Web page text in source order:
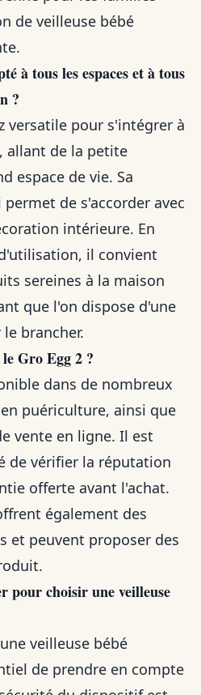
de veilleuse bébé
à tous les espaces et à tous
?
versatile pour s'intégrer à
allant de la petite
espace de vie. Sa
de s'accorder avec
intérieure. En
il convient
sereines à la maison
que l'on dispose d'une
brancher.
Gro Egg 2 ?
dans de nombreux
puériculture, ainsi que
vente en ligne. Il est
de vérifier la réputation
offerte avant l'achat.
également des
et peuvent proposer des
pour choisir une veilleuse
veilleuse bébé
de prendre en compte